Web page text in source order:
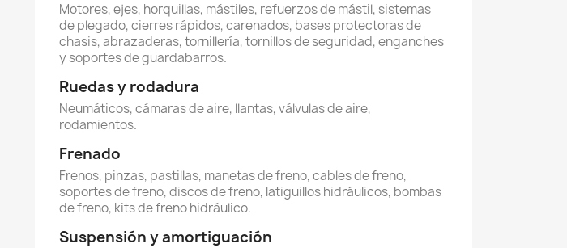
Motores, ejes, horquillas, mástiles, refuerzos de mástil, sistemas
de plegado, cierres rápidos, carenados, bases protectoras de
chasis, abrazaderas, tornillería, tornillos de seguridad, enganches
y soportes de guardabarros.
Ruedas y rodadura
Neumáticos, cámaras de aire, llantas, válvulas de aire,
rodamientos.
Frenado
Frenos, pinzas, pastillas, manetas de freno, cables de freno,
soportes de freno, discos de freno, latiguillos hidráulicos, bombas
de freno, kits de freno hidráulico.
Suspensión y amortiguación